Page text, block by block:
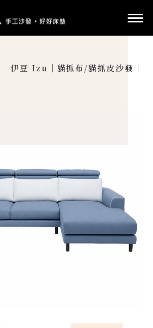
-伊豆 Izu｜貓抓布/貓抓皮沙發｜